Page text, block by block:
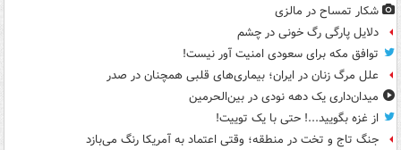
شکار تمساح در مالزی
دلایل پارگی رگ خونی در چشم
توافق مکه برای سعودی امنیت آور نیست!
علل مرگ زنان در ایران؛ بیماری‌های قلبی همچنان در صدر
میدان‌داری یک دهه نودی در بین‌الحرمین
از غزه بگویید...! حتی با یک توییت!
جنگ تاج و تخت در منطقه؛ وقتی اعتماد به آمریکا رنگ می‌بازد